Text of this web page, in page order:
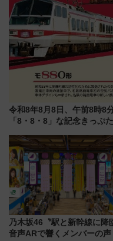
令和8年8月8日、午前8時
「8・8・8」な記念きっぷ
乃木坂46〝駅と新幹線に降
音声ARで響くメンバーの声